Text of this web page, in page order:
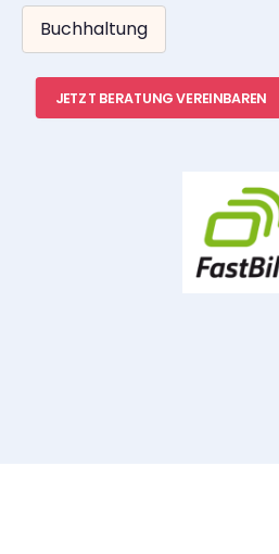
Buchhaltung
JETZT BERATUNG VEREINBAREN